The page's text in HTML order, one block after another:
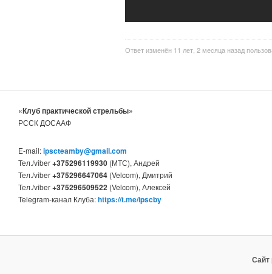
Ответ изменён 11 лет, 2 месяца назад
«Клуб практической стрельбы»
РССК ДОСААФ
E-mail:ipscteamby@gmail.com
Тел./viber+375296119930 (МТС), Андрей
Тел./viber+375296647064 (Velcom), Дмитрий
Тел./viber+375296509522 (Velcom), Алексей
Telegram-канал Клуба:https://t.me/ipscby
Сайт